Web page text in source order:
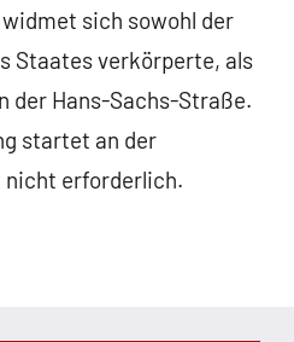
widmet sich sowohl der
Staates verkörperte, als
der Hans-Sachs-Straße.
startet an der
nicht erforderlich.